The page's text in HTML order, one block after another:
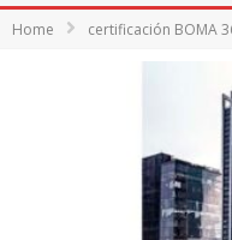
Home certificación BOMA